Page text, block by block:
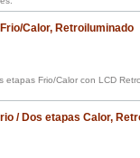
Calor, Retroiluminado
etapas Frio/Calor con LCD
/ Dos etapas Calor,